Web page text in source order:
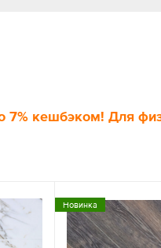
7% кешбэком! Для
Новинка